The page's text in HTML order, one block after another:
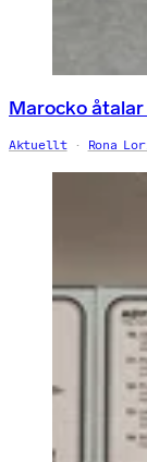
Marocko
Aktuellt Rona